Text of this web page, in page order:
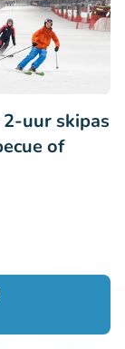
uur skipas
of